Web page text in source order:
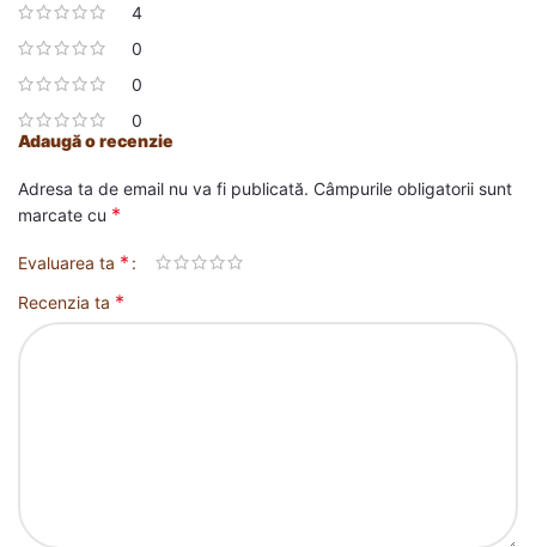
4
0
0
0
Adaugă o recenzie
Adresa ta de email nu va fi publicată. Câmpurile obligatorii sunt
marcate cu *
Evaluarea ta *
Recenzia ta *